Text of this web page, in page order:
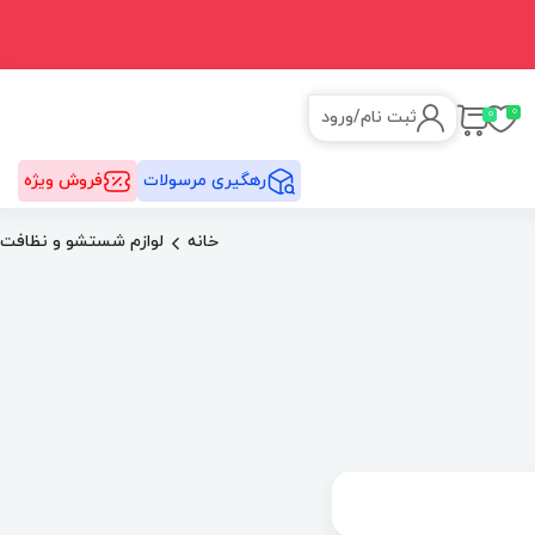
0
0 ثبت نام/ورود
رهگیری مرسولات فروش ویژه
خانه لوازم شستشو و نظافت